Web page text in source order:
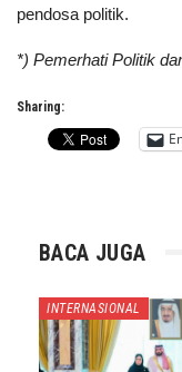
pendosa politik.
*) Pemerhati Politik
Sharing:
BACA JUGA
INTERNASIONAL